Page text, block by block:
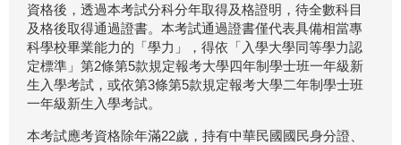
資格後，透過本考試分科分年取得及格證明，待全數科目
及格後取得通過證書。本考試通過證書僅代表具備相當專
科學校畢業能力的「學力」，得依「入學大學同等學力認
定標準」第2條第5款規定報考大學四年制學士班一年級新
生入學考試，或依第3條第5款規定報考大學二年制學士班
一年級新生入學考試。
本考試應考資格除年滿22歲，持有中華民國國民身分證、